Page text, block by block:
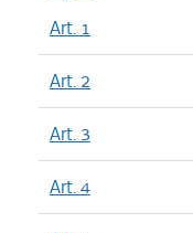
Art. 1
Art. 2
Art. 3
Art. 4